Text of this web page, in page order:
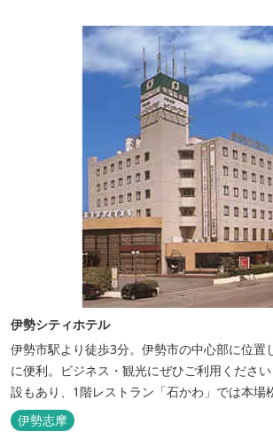
伊勢シティホテル
伊勢市駅より徒歩3分。伊勢市の中心部に位置
に便利。ビジネス・観光にぜひご利用くださ
設もあり、1階レストラン「石かわ」では本場
ただけます。
伊勢志摩